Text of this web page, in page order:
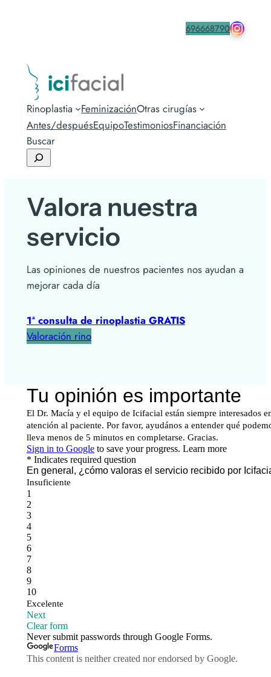
Contacta696668790
Rinoplastia FeminizaciónOtras cirugías
Antes/despuésEquipoTestimoniosFinanciación
Buscar
Valora nuestra
servicio
Las opiniones de nuestros pacientes nos ayudan a
mejorar cada día
1ª consulta de rinoplastia GRATIS
Valoración rino